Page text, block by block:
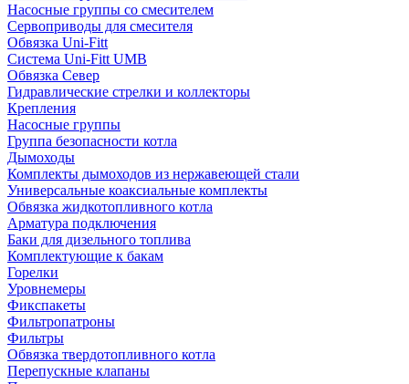
Насосные группы со смесителем
Сервоприводы для смесителя
Обвязка Uni-Fitt
Система Uni-Fitt UMB
Обвязка Север
Гидравлические стрелки и коллекторы
Крепления
Насосные группы
Группа безопасности котла
Дымоходы
Комплекты дымоходов из нержавеющей стали
Универсальные коаксиальные комплекты
Обвязка жидкотопливного котла
Арматура подключения
Баки для дизельного топлива
Комплектующие к бакам
Горелки
Уровнемеры
Фикспакеты
Фильтропатроны
Фильтры
Обвязка твердотопливного котла
Перепускные клапаны